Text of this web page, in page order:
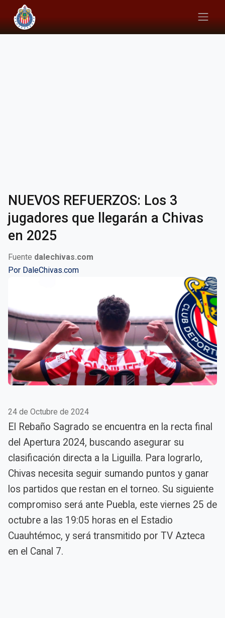
NUEVOS REFUERZOS: Los 3
jugadores que llegarán a Chivas
en 2025
Fuente dalechivas.com
Por DaleChivas.com
24 de Octubre de 2024
El Rebaño Sagrado se encuentra en la recta final
del Apertura 2024, buscando asegurar su
clasificación directa a la Liguilla. Para lograrlo,
Chivas necesita seguir sumando puntos y ganar
los partidos que restan en el torneo. Su siguiente
compromiso será ante Puebla, este viernes 25 de
octubre a las 19:05 horas en el Estadio
Cuauhtémoc, y será transmitido por TV Azteca
en el Canal 7.